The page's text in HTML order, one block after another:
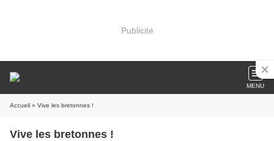
Publicité
MENU
Accueil » Vive les bretonnes !
Vive les bretonnes !